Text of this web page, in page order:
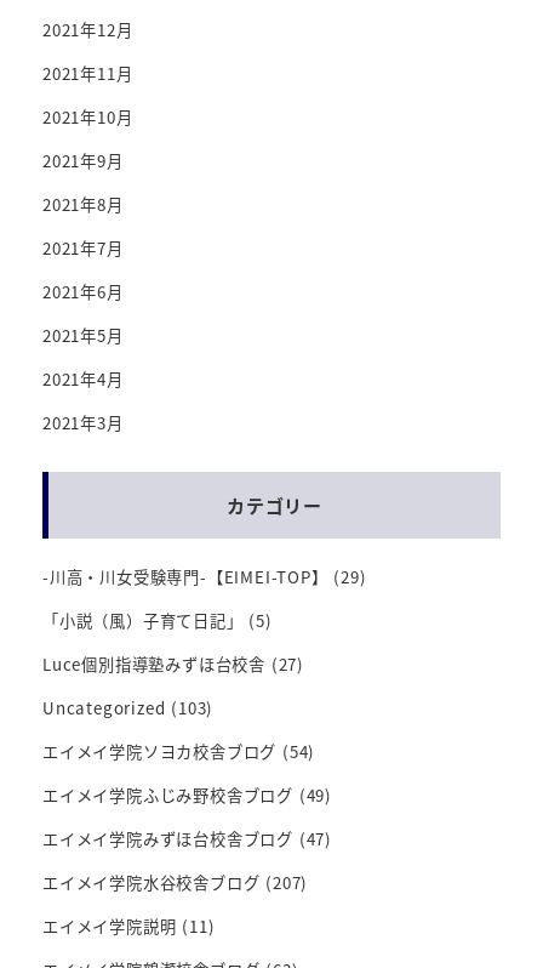
2021年12月
2021年11月
2021年10月
2021年9月
2021年8月
2021年7月
2021年6月
2021年5月
2021年4月
2021年3月
カテゴリー
-川高・川女受験専門-【EIMEI-TOP】
(29)
「小説（風）子育て日記」
(5)
Luce個別指導塾みずほ台校舎 (27)
Uncategorized (103)
エイメイ学院ソヨカ校舎ブログ (54)
エイメイ学院ふじみ野校舎ブログ (49)
エイメイ学院みずほ台校舎ブログ (47)
エイメイ学院水谷校舎ブログ (207)
エイメイ学院説明 (11)